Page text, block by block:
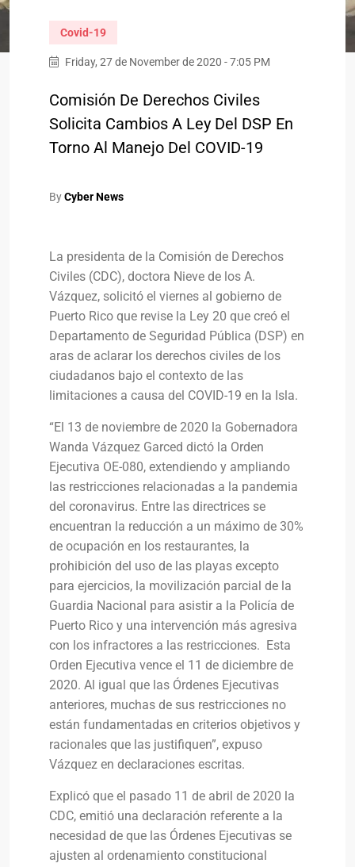
Covid-19
Friday, 27 de November de 2020 - 7:05 PM
Comisión De Derechos Civiles
Solicita Cambios A Ley Del DSP En
Torno Al Manejo Del COVID-19
ByCyber News
La presidenta de la Comisión de Derechos
Civiles (CDC), doctora Nieve de los A.
Vázquez, solicitó el viernes al gobierno de
Puerto Rico que revise la Ley 20 que creó el
Departamento de Seguridad Pública (DSP) en
aras de aclarar los derechos civiles de los
ciudadanos bajo el contexto de las
limitaciones a causa del COVID-19 en la Isla.
“El 13 de noviembre de 2020 la Gobernadora
Wanda Vázquez Garced dictó la Orden
Ejecutiva OE-080, extendiendo y ampliando
las restricciones relacionadas a la pandemia
del coronavirus. Entre las directrices se
encuentran la reducción a un máximo de 30%
de ocupación en los restaurantes, la
prohibición del uso de las playas excepto
para ejercicios, la movilización parcial de la
Guardia Nacional para asistir a la Policía de
Puerto Rico y una intervención más agresiva
con los infractores a las restricciones. Esta
Orden Ejecutiva vence el 11 de diciembre de
2020. Al igual que las Órdenes Ejecutivas
anteriores, muchas de sus restricciones no
están fundamentadas en criterios objetivos y
racionales que las justifiquen”, expuso
Vázquez en declaraciones escritas.
Explicó que el pasado 11 de abril de 2020 la
CDC, emitió una declaración referente a la
necesidad de que las Órdenes Ejecutivas se
ajusten al ordenamiento constitucional